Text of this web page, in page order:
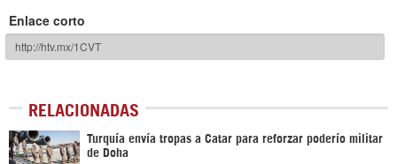
Enlace corto
RELACIONADAS
Turquía envía tropas a Catar para reforzar poderío militar
de Doha